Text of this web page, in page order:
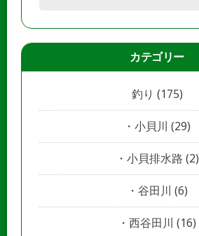
カテゴリー
釣り (175)
小貝川 (29)
小貝排水路 (2)
谷田川 (6)
西谷田川 (16)